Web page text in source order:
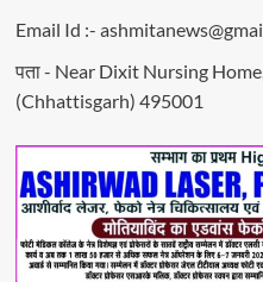
Email Id :-
पता - Near Dixit Nursing
(Chhattisgarh) 495001